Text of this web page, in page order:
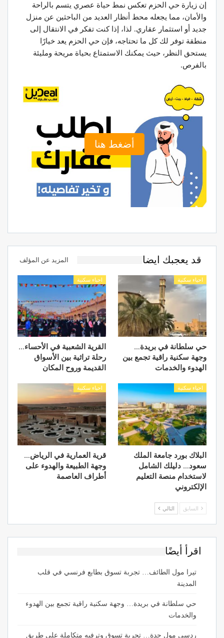
إن زيارة حي الحزم تعكس نمط حياة عصري يتسم بالراحة
والأمان، مما يجعله محط أنظار العديد من الباحثين عن منزل
جديد أو استثمار عقاري. لذا، إذا كنت تفكر في الانتقال إلى
منطقة توفر لك كل ما تحتاجه، فإن حي الحزم يعد خيارًا
يستحق النظر، حيث يمكنك الاستمتاع بحياة مريحة ومليئة
بالفرص.
أضغط هنا
قد يعجبك ايضا المزيد عن المؤلف
احياء سكنية
حي سلطانة في بريدة…
وجهة سكنية راقية تجمع بين
الهدوء والخدمات
احياء سكنية
القرية الشعبية في الأحساء…
رحلة تراثية بين الأسواق
القديمة وروح المكان
احياء سكنية
البلاك بورد جامعة الملك
سعود… دليلك الشامل
لاستخدام منصة التعليم
الإلكتروني
احياء سكنية
قرية العمارية في الرياض…
وجهة الطبيعة والهدوء على
أطراف العاصمة
السابق التالي
اقرأ أيضًا
تيرا مول الطائف… تجربة تسوق بطابع فرنسي في قلب
المدينة
حي سلطانة في بريدة… وجهة سكنية راقية تجمع بين الهدوء
والخدمات
ردسي مول جدة… تجربة تسوق وترفيه متكاملة على طريق